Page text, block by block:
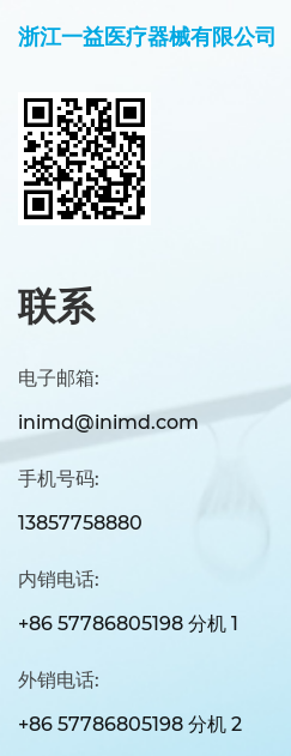
浙江一益医疗器械有限公司
联系
电子邮箱:
inimd@inimd.com
手机号码:
13857758880
内销电话:
+86 57786805198 分机 1
外销电话:
+86 57786805198 分机 2